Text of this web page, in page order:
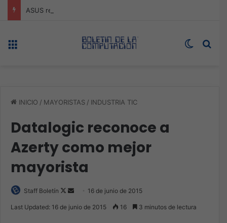
Switch
INICIO / MAYORISTAS / INDUSTRIA TIC
Datalogic reconoce a
Azerty como mejor
mayorista
Staff Boletín
Follow
Send 16 de junio de 2015
Last Updated: 16 de junio de 2015 16 3 minutos de lectura